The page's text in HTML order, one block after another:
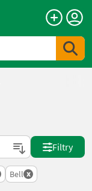
Filtry
Bell x